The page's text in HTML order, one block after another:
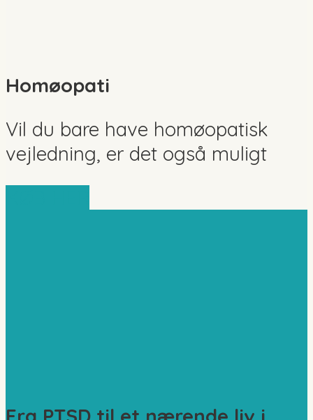
Homøopati
Vil du bare have homøopatisk
vejledning, er det også muligt